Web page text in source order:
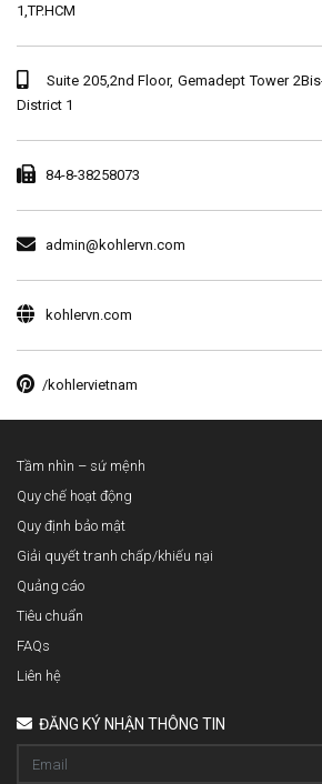
1,TP.HCM
Suite 205,2nd Floor, Gemadept Tower
District 1
84-8-38258073
admin@kohlervn.com
kohlervn.com
/kohlervietnam
Tầm nhìn – sứ mệnh
Quy chế hoạt động
Quy định bảo mật
Giải quyết tranh chấp/khiếu nại
Quảng cáo
Tiêu chuẩn
FAQs
Liên hệ
ĐĂNG KÝ NHẬN THÔNG TIN